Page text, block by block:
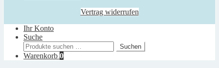
Vertrag widerrufen
Ihr Konto
Suche
Suchen
nach:
Suchen
Warenkorb 0